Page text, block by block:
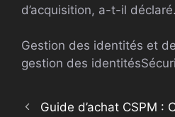
d’acquisition, a-t-il déclaré.
Gestion des identités et
gestion des identités
Guide d’achat CSPM :